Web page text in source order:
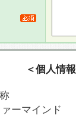
＜個人情
ーマインド